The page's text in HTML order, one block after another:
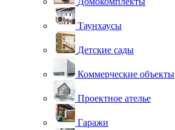
Таунхаусы
Детские сады
Коммерческие объекты
Проектное ателье
Гаражи